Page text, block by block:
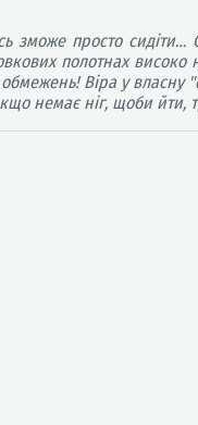
зможе просто сидіти…
полотнах
Віра у
немає ніг, щоби йти,